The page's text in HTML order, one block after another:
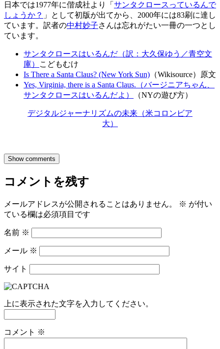
日本では1977年に偕成社より「 サンタクロースっているんで
しょうか？ 」として初版が出てから、2000年には83刷に達し
ています。訳者の中村妙子さんは忘れがたい一冊の一つとし
ています。
サンタクロースはいるんだ（訳：大久保ゆう／青空文
庫）
こどもむけ
Is There a Santa Claus? (New York Sun) （Wikisource）原文
Yes, Virginia, there is a Santa Claus.（バージニアちゃん、
サンタクロースはいるんだよ）
（NYの遊び方）
デジタルジャーナリズムの未来（米コロンビア
大）
Show comments
コメントを残す
メールアドレスが公開されることはありません。 ※ が付い
ている欄は必須項目です
名前 ※
メール ※
サイト
上に表示された文字を入力してください。
コメント ※